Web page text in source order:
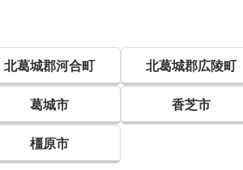
北葛城郡河合町 北葛城郡広陵町
葛城市 香芝市
橿原市